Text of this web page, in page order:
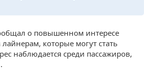
о повышенном интересе
которые могут стать
наблюдается среди пассажиров,